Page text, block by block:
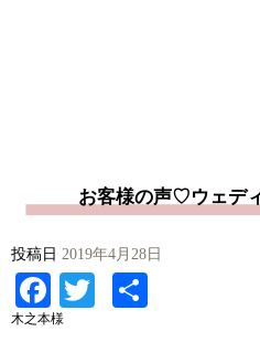
お客様の声♡ウェデ
投稿日 2019年4月28日
Facebook
Twitter
木之本様